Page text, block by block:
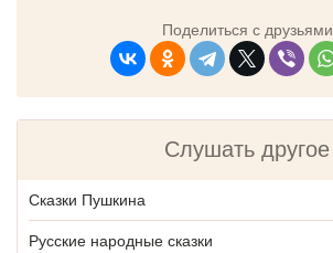
Поделиться с друзьями
Слушать другое
Сказки Пушкина
Русские народные сказки